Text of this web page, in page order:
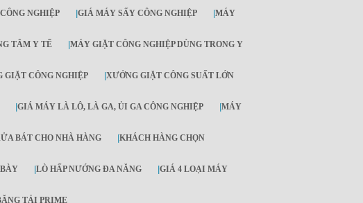
NGHIỆP |GIÁ MÁY SẤY CÔNG NGHIỆP |MÁY
TÂM Y TẾ |MÁY GIẶT CÔNG NGHIỆP DÙNG TRONG Y
GIẶT CÔNG NGHIỆP |XƯỞNG GIẶT CÔNG SUẤT LỚN
|GIÁ MÁY LÀ LÔ, LÀ GA, ỦI GA CÔNG NGHIỆP |MÁY
BÁT CHO NHÀ HÀNG |KHÁCH HÀNG CHỌN
|LÒ HẤP NƯỚNG ĐA NĂNG |GIÁ 4 LOẠI MÁY
TẢI PRIME